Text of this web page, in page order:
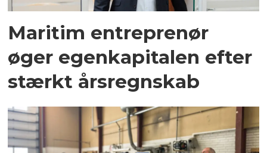
Maritim entreprenør
øger egenkapitalen efter
stærkt årsregnskab